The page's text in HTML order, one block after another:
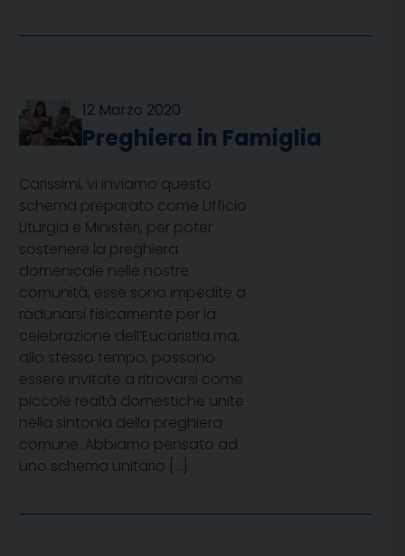
12 Marzo 2020
Preghiera in Famiglia
Carissimi, vi inviamo questo
schema preparato come Ufficio
Liturgia e Ministeri, per poter
sostenere la preghiera
domenicale nelle nostre
comunità; esse sono impedite a
radunarsi fisicamente per la
celebrazione dell’Eucaristia ma,
allo stesso tempo, possono
essere invitate a ritrovarsi come
piccole realtà domestiche unite
nella sintonia della preghiera
comune. Abbiamo pensato ad
uno schema unitario […]